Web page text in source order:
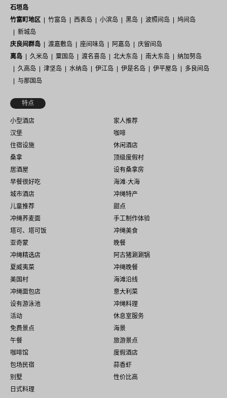
石垣岛
竹富町地区
竹富岛 西表岛 小滨岛 黑岛 波照间岛
鸠间岛
新城岛
庆良间群岛
渡嘉敷岛 座间味岛 阿嘉岛
庆留间岛
离岛
久米岛 粟国岛 渡名喜岛 北大东岛 南大东岛
纳加努岛
久高岛
津坚岛 水纳岛 伊江岛 伊是名岛 伊平屋岛
多良间岛
与那国岛
特点
小型酒店
家人推荐
汉堡
咖啡
住宿设施
休闲酒店
桑拿
顶级度假村
居酒屋
设有桑拿房
早餐很好吃
海滩·大海
城市酒店
冲绳特产
儿童推荐
甜点
冲绳荞麦面
手工制作体验
塔可、塔可饭
冲绳美食
亚奇蒙
晚餐
冲绳精选店
阿古猪涮涮锅
夏威夷菜
冲绳晚餐
美国村
海滩沿线
冲绳面包店
意大利菜
设有游泳池
冲绳料理
活动
休息室服务
免费景点
海景
午餐
旅游景点
咖啡馆
度假酒店
包场民宿
蒜香虾
别墅
性价比高
日式料理